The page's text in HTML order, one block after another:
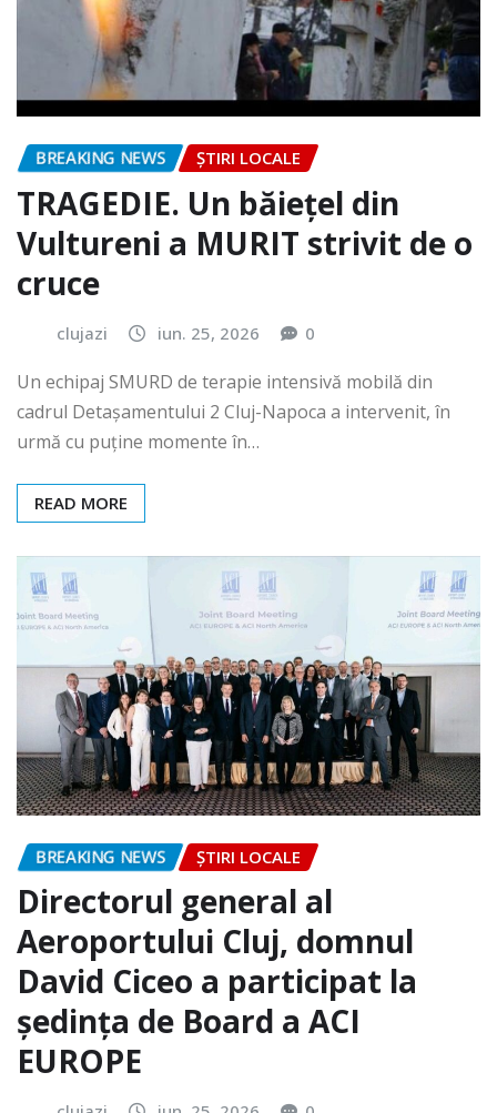
BREAKING NEWS ȘTIRI LOCALE
TRAGEDIE. Un băiețel din
Vultureni a MURIT strivit de o
cruce
clujazi iun. 25, 2026 0
Un echipaj SMURD de terapie intensivă mobilă din
cadrul Detașamentului 2 Cluj-Napoca a intervenit, în
urmă cu puține momente în…
READ MORE
BREAKING NEWS ȘTIRI LOCALE
Directorul general al
Aeroportului Cluj, domnul
David Ciceo a participat la
ședința de Board a ACI
EUROPE